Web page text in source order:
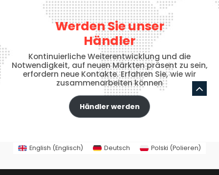
Werden Sie unser
Händler
Kontinuierliche Weiterentwicklung und die
Notwendigkeit, auf neuen Märkten präsent zu sein,
erfordern neue Kontakte. Erfahren Sie, wie wir
zusammenarbeiten können
Händler werden
English (Englisch) Deutsch Polski (Polieren)